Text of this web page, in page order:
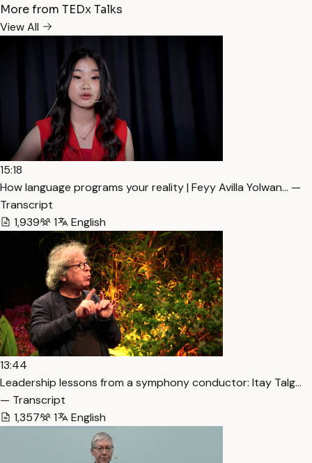
More from TEDx Talks
View All
15:18
How language programs your reality | Feyy Avilla Yolwan… —
Transcript
1,939
1 English
13:44
Leadership lessons from a symphony conductor: Itay Talg…
— Transcript
1,357
1 English